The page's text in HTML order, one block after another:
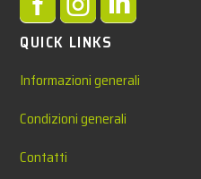
QUICK LINKS
Informazioni generali
Condizioni generali
Contatti